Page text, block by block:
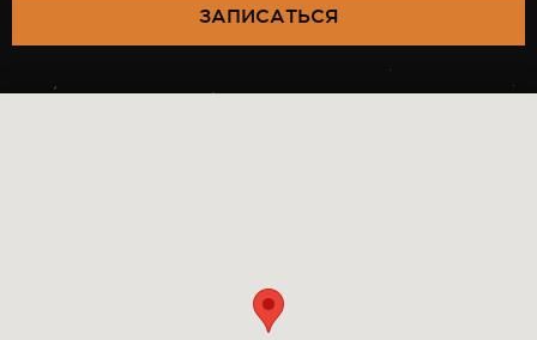
ЗАПИСАТЬСЯ